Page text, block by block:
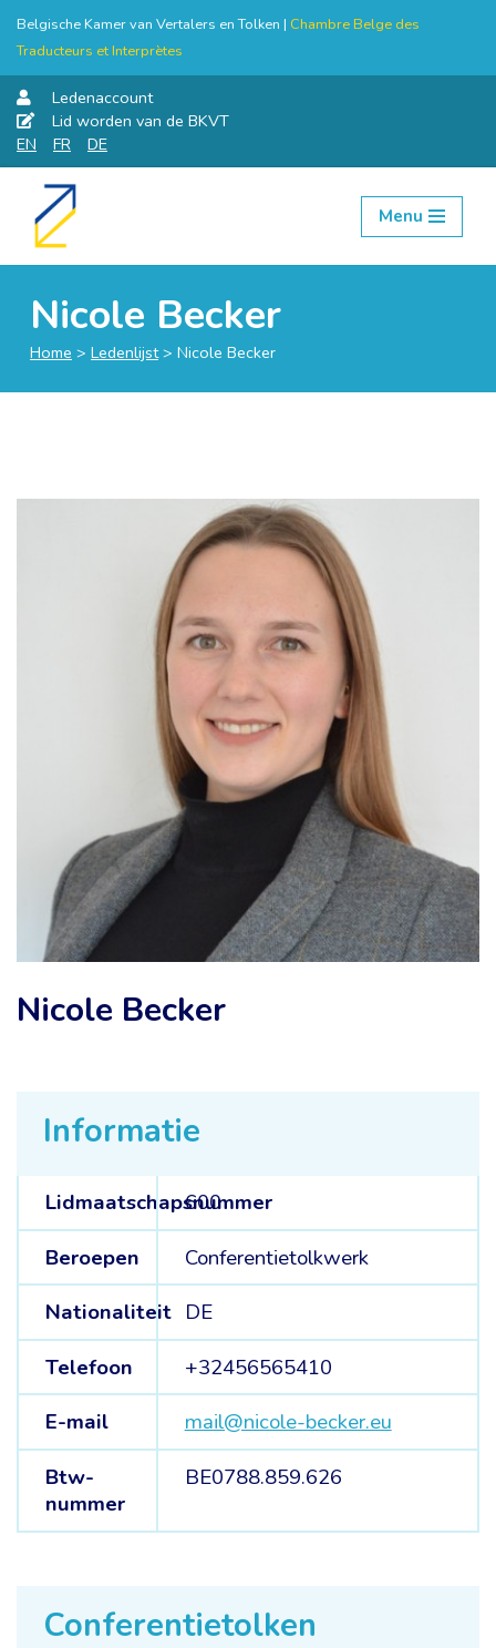
Belgische Kamer van Vertalers en Tolken | Chambre Belge des
Traducteurs et Interprètes
Ledenaccount
Lid worden van de BKVT
EN
FR DE
Skip
Menu
Nicole Becker
Home > Ledenlijst> Nicole Becker
Informatie
Lidmaatschapsnummer
600
Beroepen
Conferentietolkwerk
Nationaliteit DE
Telefoon
+32456565410
E-mail
mail@nicole-becker.eu
Btw-
nummer
BE0788.859.626
Conferentietolken
Nicole Becker